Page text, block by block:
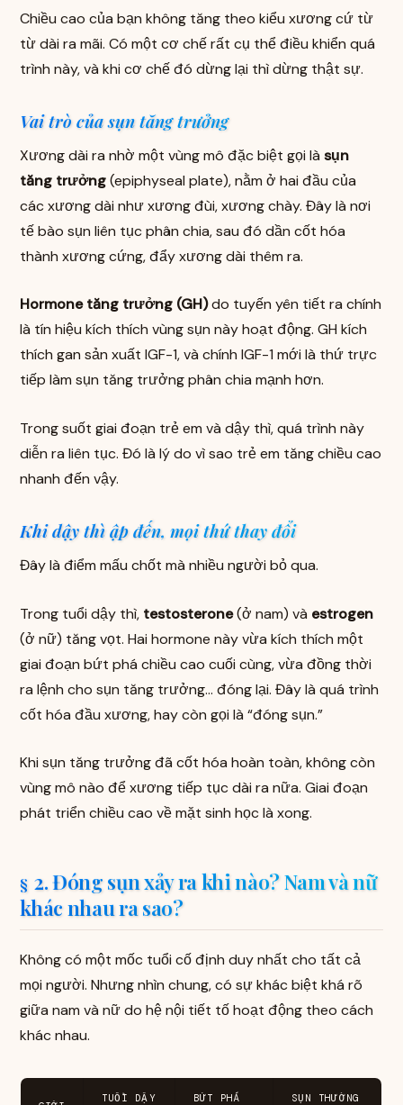
Chiều cao của bạn không tăng theo kiểu xương cứ từ
từ dài ra mãi. Có một cơ chế rất cụ thể điều khiển quá
trình này, và khi cơ chế đó dừng lại thì dừng thật sự.
Vai trò của sụn tăng trưởng
Xương dài ra nhờ một vùng mô đặc biệt gọi làsụn
tăng trưởng(epiphyseal plate), nằm ở hai đầu của
các xương dài như xương đùi, xương chày. Đây là nơi
tế bào sụn liên tục phân chia, sau đó dần cốt hóa
thành xương cứng, đẩy xương dài thêm ra.
Hormone tăng trưởng (GH)do tuyến yên tiết ra chính
là tín hiệu kích thích vùng sụn này hoạt động. GH kích
thích gan sản xuất IGF-1, và chính IGF-1 mới là thứ trực
tiếp làm sụn tăng trưởng phân chia mạnh hơn.
Trong suốt giai đoạn trẻ em và dậy thì, quá trình này
diễn ra liên tục. Đó là lý do vì sao trẻ em tăng chiều cao
nhanh đến vậy.
Khi dậy thì ập đến, mọi thứ thay đổi
Đây là điểm mấu chốt mà nhiều người bỏ qua.
Trong tuổi dậy thì, testosterone(ở nam) và estrogen
(ở nữ) tăng vọt. Hai hormone này vừa kích thích một
giai đoạn bứt phá chiều cao cuối cùng, vừa đồng thời
ra lệnh cho sụn tăng trưởng… đóng lại. Đây là quá trình
cốt hóa đầu xương, hay còn gọi là “đóng sụn.”
Khi sụn tăng trưởng đã cốt hóa hoàn toàn, không còn
vùng mô nào để xương tiếp tục dài ra nữa. Giai đoạn
phát triển chiều cao về mặt sinh học là xong.
2. Đóng sụn xảy ra khi nào? Nam và nữ
khác nhau ra sao?
Không có một mốc tuổi cố định duy nhất cho tất cả
mọi người. Nhưng nhìn chung, có sự khác biệt khá rõ
giữa nam và nữ do hệ nội tiết tố hoạt động theo cách
khác nhau.
TUỔI DẬY BỨT PHÁ SỤN THƯỜNG